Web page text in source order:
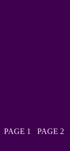
PAGE 1 - PAGE 2 -